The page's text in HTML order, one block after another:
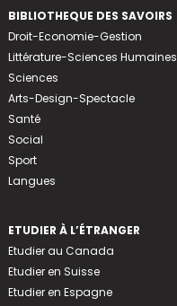
BIBLIOTHEQUE DES SAVOIRS
Droit-Economie-Gestion
Littérature-Sciences Humaines
Sciences
Arts-Design-Spectacle
Santé
Social
Sport
Langues
ETUDIER À L’ÉTRANGER
Etudier au Canada
Etudier en Suisse
Etudier en Espagne